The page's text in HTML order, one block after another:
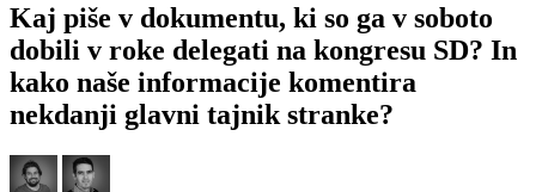
Kaj piše v dokumentu, ki so ga v soboto
dobili v roke delegati na kongresu SD? In
kako naše informacije komentira
nekdanji glavni tajnik stranke?